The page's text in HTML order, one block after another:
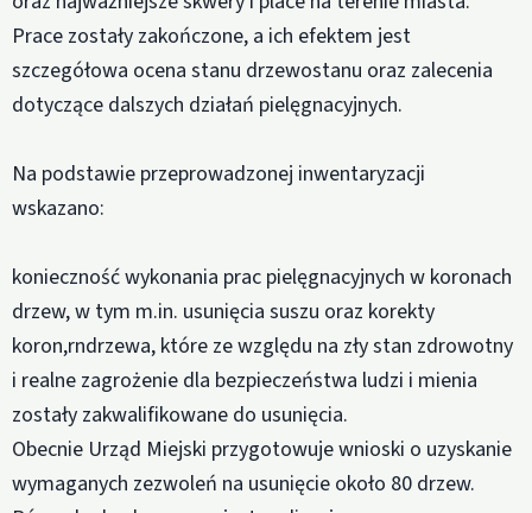
Prace zostały zakończone, a ich efektem jest
szczegółowa ocena stanu drzewostanu oraz zalecenia
dotyczące dalszych działań pielęgnacyjnych.
Na podstawie przeprowadzonej inwentaryzacji
wskazano:
konieczność wykonania prac pielęgnacyjnych w koronach
drzew, w tym m.in. usunięcia suszu oraz korekty
koron,rndrzewa, które ze względu na zły stan zdrowotny
i realne zagrożenie dla bezpieczeństwa ludzi i mienia
zostały zakwalifikowane do usunięcia.
Obecnie Urząd Miejski przygotowuje wnioski o uzyskanie
wymaganych zezwoleń na usunięcie około 80 drzew.